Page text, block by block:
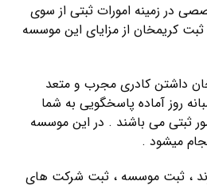
در زمینه امورات ثبتی از سوی
کریمخان از مزایای این موسسه
داشتن کادری مجرب و متعد
روز آماده پاسخگویی به شما
ثبتی می باشند . در این موسسه
میشود .
، ثبت موسسه ، ثبت شرکت های